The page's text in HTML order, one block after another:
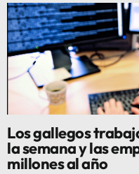
Los gallegos
la semana y las
millones al año